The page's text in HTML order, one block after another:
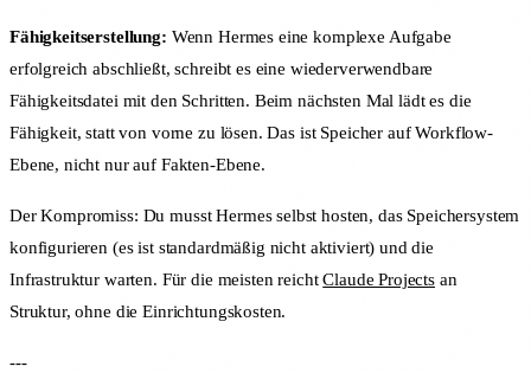
Fähigkeitserstellung: Wenn Hermes eine komplexe Aufgabe
erfolgreich abschließt, schreibt es eine wiederverwendbare
Fähigkeitsdatei mit den Schritten. Beim nächsten Mal lädt es die
Fähigkeit, statt von vorne zu lösen. Das ist Speicher auf Workflow-
Ebene, nicht nur auf Fakten-Ebene.
Der Kompromiss: Du musst Hermes selbst hosten, das Speichersystem
konfigurieren (es ist standardmäßig nicht aktiviert) und die
Infrastruktur warten. Für die meisten reichtClaude Projects an
Struktur, ohne die Einrichtungskosten.
---